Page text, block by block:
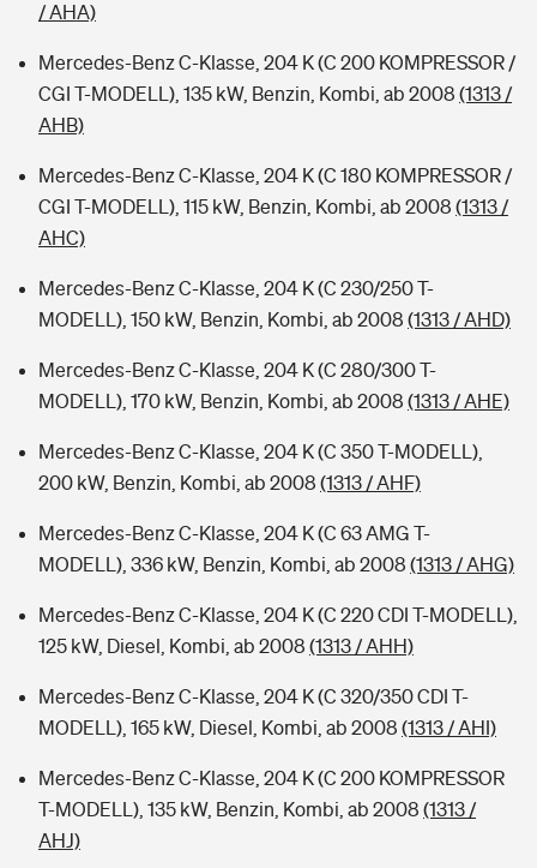
/ AHA)
Mercedes-Benz C-Klasse, 204 K (C 200 KOMPRESSOR /
CGI T-MODELL), 135 kW, Benzin, Kombi, ab 2008 (1313 /
AHB)
Mercedes-Benz C-Klasse, 204 K (C 180 KOMPRESSOR /
CGI T-MODELL), 115 kW, Benzin, Kombi, ab 2008 (1313 /
AHC)
Mercedes-Benz C-Klasse, 204 K (C 230/250 T-
MODELL), 150 kW, Benzin, Kombi, ab 2008 (1313 / AHD)
Mercedes-Benz C-Klasse, 204 K (C 280/300 T-
MODELL), 170 kW, Benzin, Kombi, ab 2008 (1313 / AHE)
Mercedes-Benz C-Klasse, 204 K (C 350 T-MODELL),
200 kW, Benzin, Kombi, ab 2008 (1313 / AHF)
Mercedes-Benz C-Klasse, 204 K (C 63 AMG T-
MODELL), 336 kW, Benzin, Kombi, ab 2008 (1313 / AHG)
Mercedes-Benz C-Klasse, 204 K (C 220 CDI T-MODELL),
125 kW, Diesel, Kombi, ab 2008 (1313 / AHH)
Mercedes-Benz C-Klasse, 204 K (C 320/350 CDI T-
MODELL), 165 kW, Diesel, Kombi, ab 2008 (1313 / AHI)
Mercedes-Benz C-Klasse, 204 K (C 200 KOMPRESSOR
T-MODELL), 135 kW, Benzin, Kombi, ab 2008 (1313 /
AHJ)